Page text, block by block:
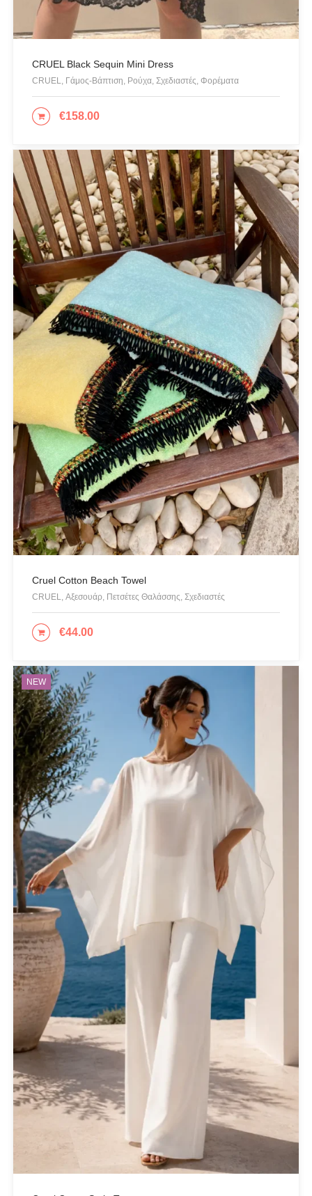
CRUEL Black Sequin Mini Dress
CRUEL, Γάμος-Βάπτιση, Ρούχα, Σχεδιαστές, Φορέματα
€158.00
ΕΠΙΛΟΓΉ
Cruel Cotton Beach Towel
CRUEL, Αξεσουάρ, Πετσέτες Θαλάσσης, Σχεδιαστές
€44.00
ΕΠΙΛΟΓΉ
NEW